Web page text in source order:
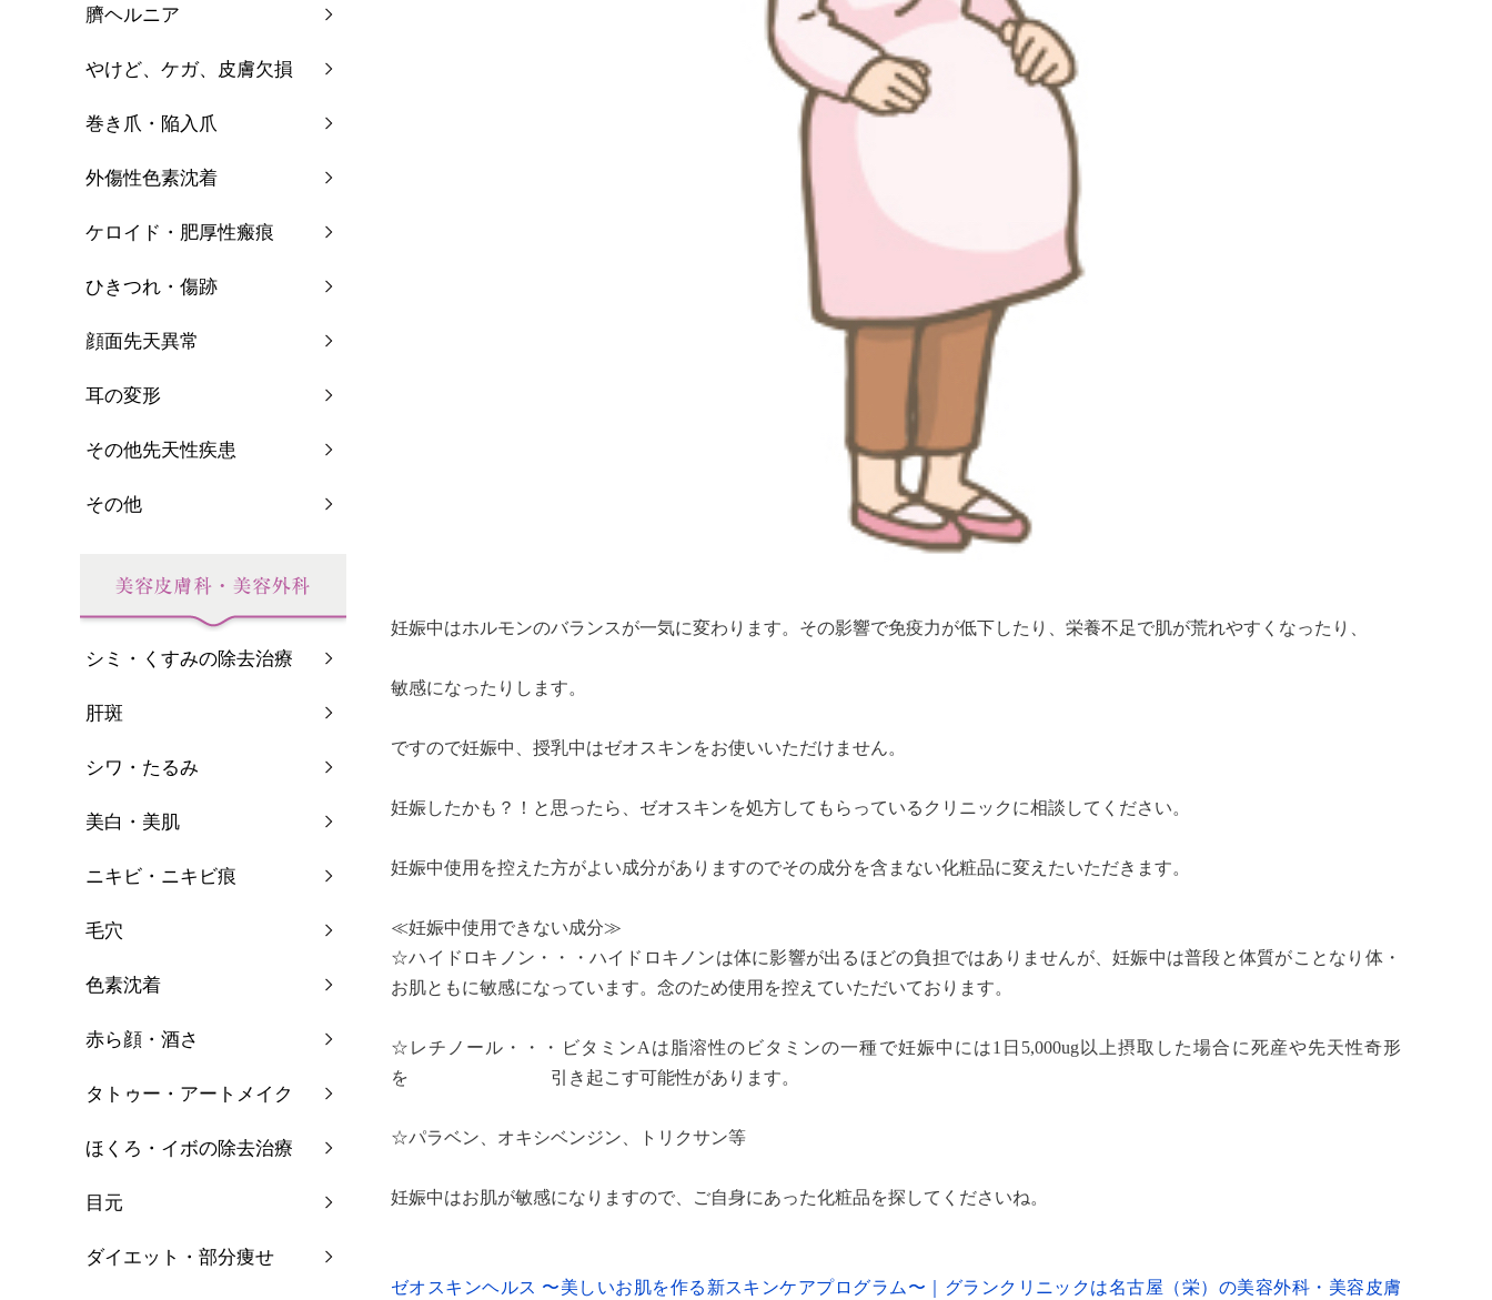
妊娠中はホルモンのバランスが一気に変わります。その影響で免疫力が低下したり、栄養不足で肌が荒れやすくなったり、
敏感になったりします。
ですので妊娠中、授乳中はゼオスキンをお使いいただけません。
妊娠したかも？！と思ったら、ゼオスキンを処方してもらっているクリニックに相談してください。
妊娠中使用を控えた方がよい成分がありますのでその成分を含まない化粧品に変えたいただきます。
≪妊娠中使用できない成分≫
☆ハイドロキノン・・・ハイドロキノンは体に影響が出るほどの負担ではありませんが、妊娠中は普段と体質がことなり体・
お肌ともに敏感になっています。念のため使用を控えていただいております。
☆レチノール・・・ビタミンAは脂溶性のビタミンの一種で妊娠中には1日5,000ug以上摂取した場合に死産や先天性奇形
を 引き起こす可能性があります。
☆パラベン、オキシベンジン、トリクサン等
妊娠中はお肌が敏感になりますので、ご自身にあった化粧品を探してくださいね。
ゼオスキンヘルス 〜美しいお肌を作る新スキンケアプログラム〜｜グランクリニックは名古屋（栄）の美容外科・美容皮膚
臍ヘルニア
やけど、ケガ、皮膚欠損
巻き爪・陥入爪
外傷性色素沈着
ケロイド・肥厚性瘢痕
ひきつれ・傷跡
顔面先天異常
耳の変形
その他先天性疾患
その他
シミ・くすみの除去治療
肝斑
シワ・たるみ
美白・美肌
ニキビ・ニキビ痕
毛穴
色素沈着
赤ら顔・酒さ
タトゥー・アートメイク
ほくろ・イボの除去治療
目元
ダイエット・部分痩せ